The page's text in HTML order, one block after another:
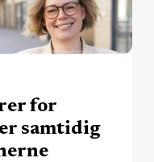
for
samtidig